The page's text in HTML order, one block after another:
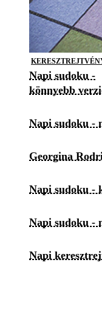
Napi sudoku -
könnyebb
Napi sudoku -
Georgina
Napi sudoku -
Napi sudoku -
Napi